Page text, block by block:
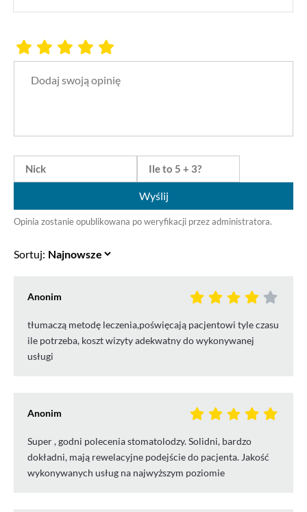
Wyślij
Opinia zostanie opublikowana po weryfikacji przez administratora.
Sortuj:
Anonim
tłumaczą metodę leczenia,poświęcają pacjentowi tyle czasu
ile potrzeba, koszt wizyty adekwatny do wykonywanej
usługi
Anonim
Super , godni polecenia stomatolodzy. Solidni, bardzo
dokładni, mają rewelacyjne podejście do pacjenta. Jakość
wykonywanych usług na najwyższym poziomie